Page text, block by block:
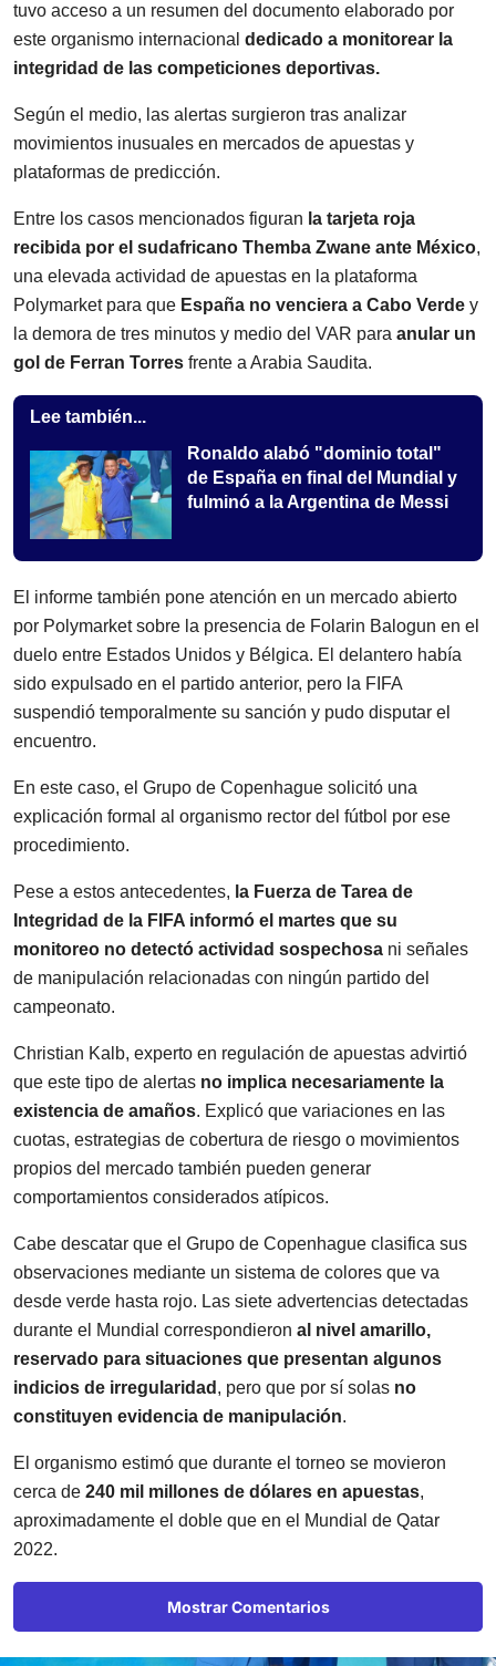
tuvo acceso a un resumen del documento elaborado por
este organismo internacional dedicado a monitorear la
integridad de las competiciones deportivas.
Según el medio, las alertas surgieron tras analizar
movimientos inusuales en mercados de apuestas y
plataformas de predicción.
Entre los casos mencionados figuran la tarjeta roja
recibida por el sudafricano Themba Zwane ante México,
una elevada actividad de apuestas en la plataforma
Polymarket para que España no venciera a Cabo Verde y
la demora de tres minutos y medio del VAR para anular un
gol de Ferran Torres frente a Arabia Saudita.
Lee también...
Ronaldo alabó "dominio total"
de España en final del Mundial y
fulminó a la Argentina de Messi
El informe también pone atención en un mercado abierto
por Polymarket sobre la presencia de Folarin Balogun en el
duelo entre Estados Unidos y Bélgica. El delantero había
sido expulsado en el partido anterior, pero la FIFA
suspendió temporalmente su sanción y pudo disputar el
encuentro.
En este caso, el Grupo de Copenhague solicitó una
explicación formal al organismo rector del fútbol por ese
procedimiento.
Pese a estos antecedentes, la Fuerza de Tarea de
Integridad de la FIFA informó el martes que su
monitoreo no detectó actividad sospechosa ni señales
de manipulación relacionadas con ningún partido del
campeonato.
Christian Kalb, experto en regulación de apuestas advirtió
que este tipo de alertas no implica necesariamente la
existencia de amaños. Explicó que variaciones en las
cuotas, estrategias de cobertura de riesgo o movimientos
propios del mercado también pueden generar
comportamientos considerados atípicos.
Cabe descatar que el Grupo de Copenhague clasifica sus
observaciones mediante un sistema de colores que va
desde verde hasta rojo. Las siete advertencias detectadas
durante el Mundial correspondieron al nivel amarillo,
reservado para situaciones que presentan algunos
indicios de irregularidad , pero que por sí solas no
constituyen evidencia de manipulación.
El organismo estimó que durante el torneo se movieron
cerca de 240 mil millones de dólares en apuestas,
aproximadamente el doble que en el Mundial de Qatar
2022.
Mostrar Comentarios